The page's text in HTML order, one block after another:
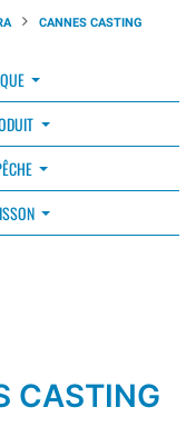
CANNES CASTING
CASTING